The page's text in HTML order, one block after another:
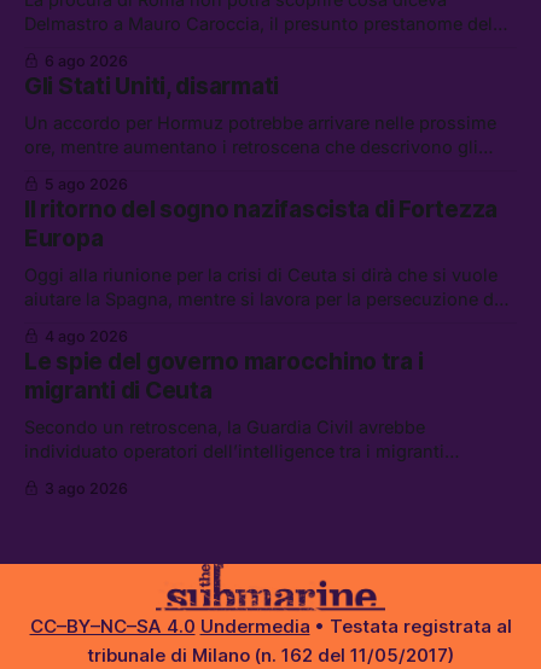
Delmastro a Mauro Caroccia, il presunto prestanome del
attacchi in Libano, il governo chiederà 36 miliardi di
flessibilità in armi e energia, e Grokipedia è già stata
abbandonata
6 ago 2026
Gli Stati Uniti, disarmati
Un accordo per Hormuz potrebbe arrivare nelle prossime
ore, mentre aumentano i retroscena che descrivono gli
chi aspetta i dispersi di Ceuta, il boom dei carburanti
diluiti, e quanti attivisti anti data center sono stati arrestati
5 ago 2026
Il ritorno del sogno nazifascista di Fortezza
Europa
Oggi alla riunione per la crisi di Ceuta si dirà che si vuole
aiutare la Spagna, mentre si lavora per la persecuzione dei
spontanei a Gaza, un giovane di 19 anni è morto sotto il
sole per raccogliere pomodori, e cosa dice l’AI Act europeo
4 ago 2026
Le spie del governo marocchino tra i
migranti di Ceuta
Secondo un retroscena, la Guardia Civil avrebbe
individuato operatori dell’intelligence tra i migranti
hanno ucciso 19 persone a Gaza; le tensioni nel campo
3 ago 2026
CC–BY–NC–SA 4.0 Undermedia • Testata registrata al
tribunale di Milano (n. 162 del 11/05/2017)